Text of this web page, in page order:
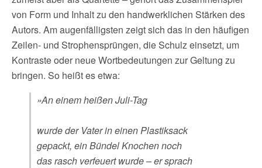
von Form und Inhalt zu den handwerklichen Stärken des
Autors. Am augenfälligsten zeigt sich das in den häufigen
Zeilen- und Strophensprüngen, die Schulz einsetzt, um
Kontraste oder neue Wortbedeutungen zur Geltung zu
bringen. So heißt es etwa:
»An einem heißen Juli-Tag
wurde der Vater in einen Plastiksack
gepackt, ein Bündel Knochen noch
das rasch verfeuert wurde – er sprach